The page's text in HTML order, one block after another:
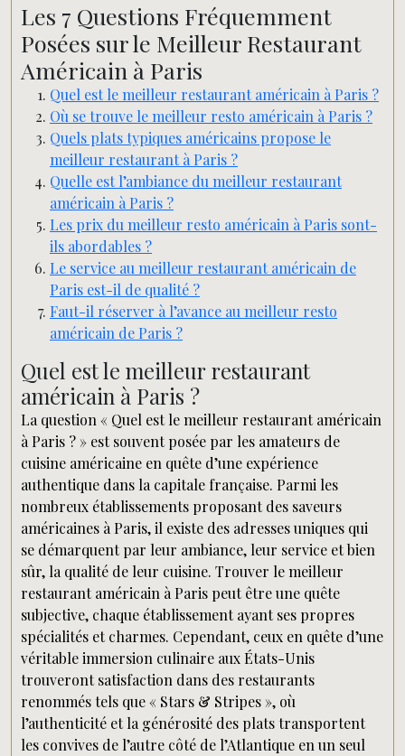
Les 7 Questions Fréquemment
Posées sur le Meilleur Restaurant
Américain à Paris
Quel est le meilleur restaurant américain à Paris ?
Où se trouve le meilleur resto américain à Paris ?
Quels plats typiques américains propose le
meilleur restaurant à Paris ?
Quelle est l’ambiance du meilleur restaurant
américain à Paris ?
Les prix du meilleur resto américain à Paris sont-
ils abordables ?
Le service au meilleur restaurant américain de
Paris est-il de qualité ?
Faut-il réserver à l’avance au meilleur resto
américain de Paris ?
Quel est le meilleur restaurant
américain à Paris ?
La question « Quel est le meilleur restaurant américain
à Paris ? » est souvent posée par les amateurs de
cuisine américaine en quête d’une expérience
authentique dans la capitale française. Parmi les
nombreux établissements proposant des saveurs
américaines à Paris, il existe des adresses uniques qui
se démarquent par leur ambiance, leur service et bien
sûr, la qualité de leur cuisine. Trouver le meilleur
restaurant américain à Paris peut être une quête
subjective, chaque établissement ayant ses propres
spécialités et charmes. Cependant, ceux en quête d’une
véritable immersion culinaire aux États-Unis
trouveront satisfaction dans des restaurants
renommés tels que « Stars & Stripes », où
l’authenticité et la générosité des plats transportent
les convives de l’autre côté de l’Atlantique en un seul